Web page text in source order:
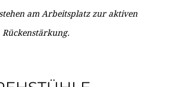
am Arbeitsplatz zur aktiven
Rückenstärkung.